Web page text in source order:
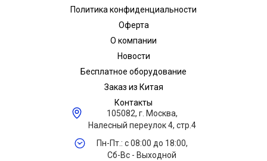
Политика конфиденциальности
Оферта
О компании
Новости
Бесплатное оборудование
Заказ из Китая
Контакты
105082, г. Москва,
Налесный переулок 4, стр.4
Пн-Пт.: с 08:00 до 18:00,
Сб-Вс - Выходной